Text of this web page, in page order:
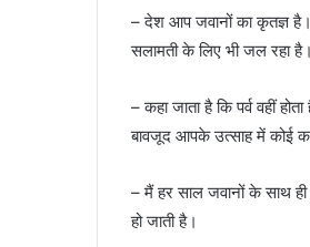
– देश आप जवानों का कृतज्ञ है।
सलामती के लिए भी जल रहा
– कहा जाता है कि पर्व वहीं
बावजूद आपके उत्साह में कोई
– मैं हर साल जवानों के साथ ही
हो जाती है।